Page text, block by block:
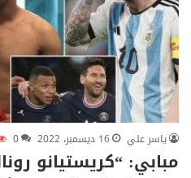
ياسر علي 16 ديسمبر، 2022 0
مبابي: “كريستيانو